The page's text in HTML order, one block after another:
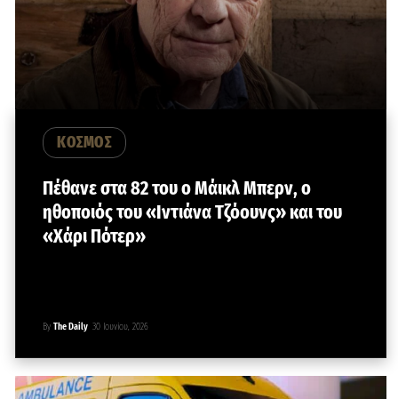
ΚΟΣΜΟΣ
Πέθανε στα 82 του ο Μάικλ Μπερν, ο
ηθοποιός του «Ιντιάνα Τζόουνς» και του
«Χάρι Πότερ»
By The Daily 30 Ιουνίου, 2026